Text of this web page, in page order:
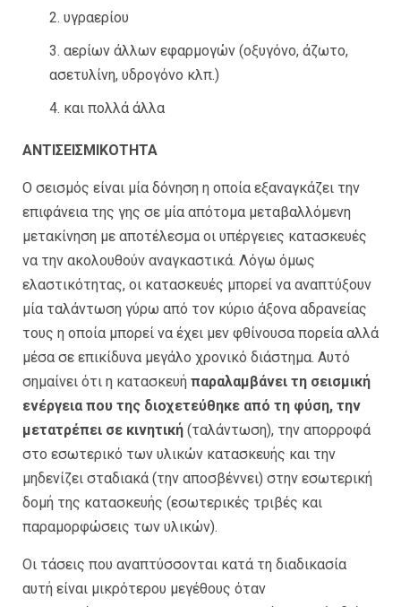
υγραερίου
αερίων άλλων εφαρμογών (οξυγόνο, άζωτο,
ασετυλίνη, υδρογόνο κλπ.)
και πολλά άλλα
ΑΝΤΙΣΕΙΣΜΙΚΟΤΗΤΑ
Ο σεισμός είναι μία δόνηση η οποία εξαναγκάζει την
επιφάνεια της γης σε μία απότομα μεταβαλλόμενη
μετακίνηση με αποτέλεσμα οι υπέργειες κατασκευές
να την ακολουθούν αναγκαστικά. Λόγω όμως
ελαστικότητας, οι κατασκευές μπορεί να αναπτύξουν
μία ταλάντωση γύρω από τον κύριο άξονα αδρανείας
τους η οποία μπορεί να έχει μεν φθίνουσα πορεία αλλά
μέσα σε επικίδυνα μεγάλο χρονικό διάστημα. Αυτό
σημαίνει ότι η κατασκευή παραλαμβάνει τη σεισμική
ενέργεια που της διοχετεύθηκε από τη φύση, την
μετατρέπει σε κινητική (ταλάντωση), την απορροφά
στο εσωτερικό των υλικών κατασκευής και την
μηδενίζει σταδιακά (την αποσβέννει) στην εσωτερική
δομή της κατασκευής (εσωτερικές τριβές και
παραμορφώσεις των υλικών).
Οι τάσεις που αναπτύσσονται κατά τη διαδικασία
αυτή είναι μικρότερου μεγέθους όταν